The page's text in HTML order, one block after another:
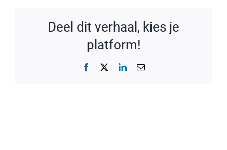
Deel dit verhaal, kies je
platform!
Facebook LinkedIn
E-